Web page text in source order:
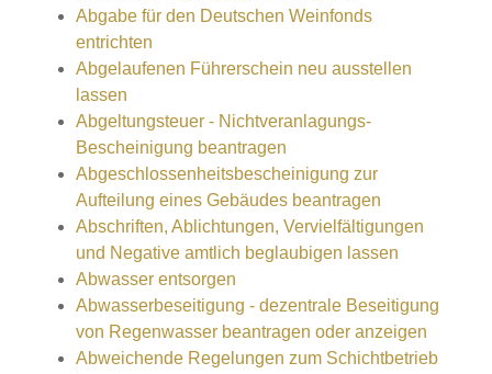
Abgabe für den Deutschen Weinfonds
entrichten
Abgelaufenen Führerschein neu ausstellen
lassen
Abgeltungsteuer - Nichtveranlagungs-
Bescheinigung beantragen
Abgeschlossenheitsbescheinigung zur
Aufteilung eines Gebäudes beantragen
Abschriften, Ablichtungen, Vervielfältigungen
und Negative amtlich beglaubigen lassen
Abwasser entsorgen
Abwasserbeseitigung - dezentrale Beseitigung
von Regenwasser beantragen oder anzeigen
Abweichende Regelungen zum Schichtbetrieb